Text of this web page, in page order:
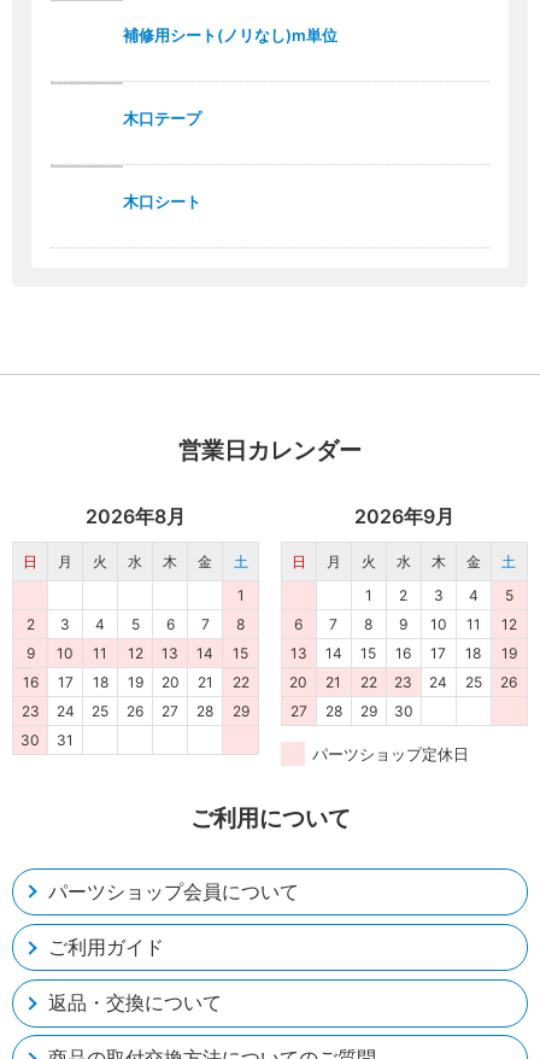
補修用シート(ノリなし)m単位
木口テープ
木口シート
ご利用について
パーツショップ会員について
ご利用ガイド
返品・交換について
営業日カレンダー
2026年8月
日 月 火 水 木 金
土
1
2
3 4 5 6 7
8
9
10 11 12 13 14
15
16
17 18 19 20 21
22
23
24 25 26 27 28
29
30
31
2026年9月
日 月 火 水 木 金
土
1
2 3 4
5
6
7 8 9 10 11
12
13
14 15 16 17 18
19
20
21 22 23 24 25
26
27
28 29 30
パーツショップ定休日